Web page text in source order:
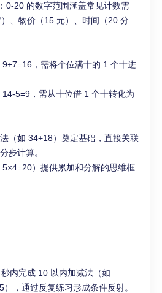
：0-20 的数字范围涵盖常见计数需
、物价（15 元）、时间（20 分
9+7=16，需将个位满十的 1 个十进
14-5=9，需从十位借 1 个十转化为
（如 34+18）奠定基础，直接关联
步计算。
5×4=20）提供累加和分解的思维框
内完成 10 以内加减法（如
，通过反复练习形成条件反射。